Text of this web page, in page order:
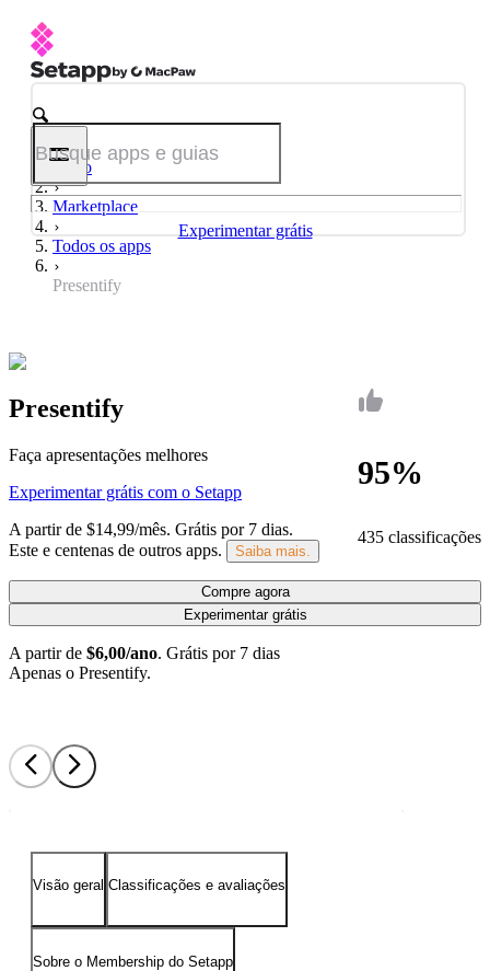
Experimentar grátis
Início
Marketplace
Todos os apps
Presentify
95%
435 classificações
Presentify
Faça apresentações melhores
Experimentar grátis com o Setapp
A partir de $14,99/mês. Grátis por 7 dias.
Este e centenas de outros apps.
Saiba mais.
Compre agora
Experimentar grátis
A partir de $6,00/ano. Grátis por 7 dias
Apenas o Presentify.
Visão geral Classificações e avaliações
Sobre o Membership do Setapp